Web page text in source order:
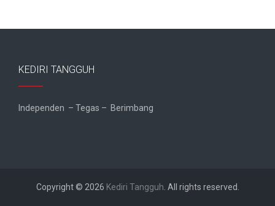
KEDIRI TANGGUH
Independen – Tegas – Berimbang
Copyright © 2026 Kediri Tangguh . All rights reserved.